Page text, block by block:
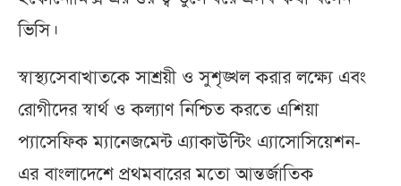
ভিসি।
স্বাস্থ্যসেবাখাতকে সাশ্রয়ী ও সুশৃঙ্খল করার লক্ষ্যে এবং
রোগীদের স্বার্থ ও কল্যাণ নিশ্চিত করতে এশিয়া
প্যাসেফিক ম্যানেজমেন্ট এ্যাকাউন্টিং এ্যাসোসিয়েশন-
এর বাংলাদেশে প্রথমবারের মতো আন্তর্জাতিক